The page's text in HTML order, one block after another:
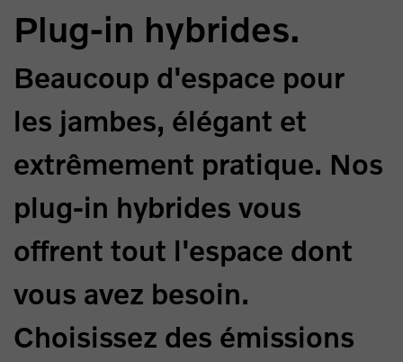
Plug-in hybrides.
Beaucoup d'espace pour
les jambes, élégant et
extrêmement pratique. Nos
plug-in hybrides vous
offrent tout l'espace dont
vous avez besoin.
Choisissez des émissions